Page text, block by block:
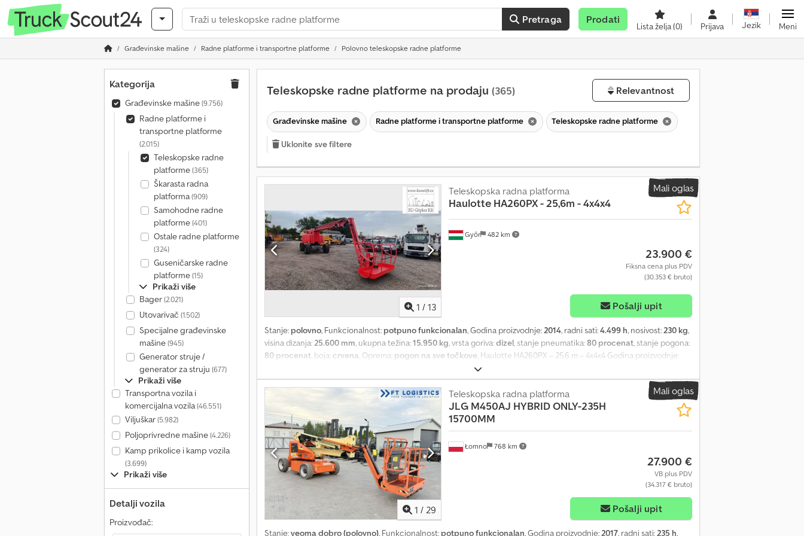
Pretraga Prodati
Lista želja(0) Prijava Jezik Meni
Građevinske mašine Radne platforme i transportne platforme Polovno teleskopske radne platforme
Kategorija
Građevinske mašine(9.756)
Radne platforme i
transportne platforme
(2.015)
Teleskopske radne
platforme(365)
Škarasta radna
platforma(909)
Samohodne radne
platforme(401)
Ostale radne platforme
(324)
Guseničarske radne
platforme(15)
Prikaži više
Bager(2.021)
Utovarivač (1.502)
Specijalne građevinske
mašine(945)
Generator struje /
generator za struju (677)
Prikaži više
Transportna vozila i
komercijalna vozila(46.551)
Viljuškar(5.982)
Poljoprivredne mašine(4.226)
Kamp prikolice i kamp vozila
(3.699)
Prikaži više
Detalji vozila
Proizvođač:
Teleskopske radne platforme na prodaju (365) Relevantnost
Građevinske mašine Radne platforme i transportne platforme Teleskopske radne platforme
Uklonite sve filtere
Mali oglas
1 / 13
Győr 482 km
Teleskopska radna platforma
Haulotte HA260PX - 25,6m - 4x4x4
23.900 €
Fiksna cena plus PDV
(30.353 € bruto)
Pošalji upit
Stanje: polovno, Funkcionalnost: potpuno funkcionalan, Godina proizvodnje:2014, radni sati:4.499 h, nosivost:230 kg,
visina dizanja:25.600 mm, ukupna težina:15.950 kg, vrsta goriva:dizel, stanje pneumatika:80 procenat, stanje pogona:
80 procenat, boja: crvena, Oprema: pogon na sve točkove, Haulotte HA260PX – 25,6 m – 4x4x4 Godina proizvodnje:
2014. Radni sati: 4499 Gorivo: Dizel Tip: Zglobna platforma Kategorija: Radna platforma Radna visina: 25,6 m Domet: 16,2 m
Nosivost: 230 kg Težina: 15950 kg Dimenzije za transport: 9,5 m x 2,38 m x 2,67 m Na lageru Karakteristike: Pogon na sva
četiri točka (4x4x4), upravljanje na sva četiri točka, rotirajuća platforma, vertikalna rotacija do 140° Opis: Haulotte
HA260PX 4x4x4, zglobna platforma! Odmah u radnom stanju. Mašina je u dobrom stanju. Ako imate pitanja u vezi sa
ovom mašinom, pišite mi na e-mail. Dcedsztay Iopfx Abvek Govorimo: - Engleski - Nemački - Mađarski
Mali oglas
1 / 29
Łomno 768 km
Teleskopska radna platforma
JLG M450AJ HYBRID ONLY-235H
15700MM
27.900 €
VB plus PDV
(34.317 € bruto)
Pošalji upit
Stanje:veoma dobro (polovno), Funkcionalnost: potpuno funkcionalan, Godina proizvodnje:2017, radni sati:235 h,